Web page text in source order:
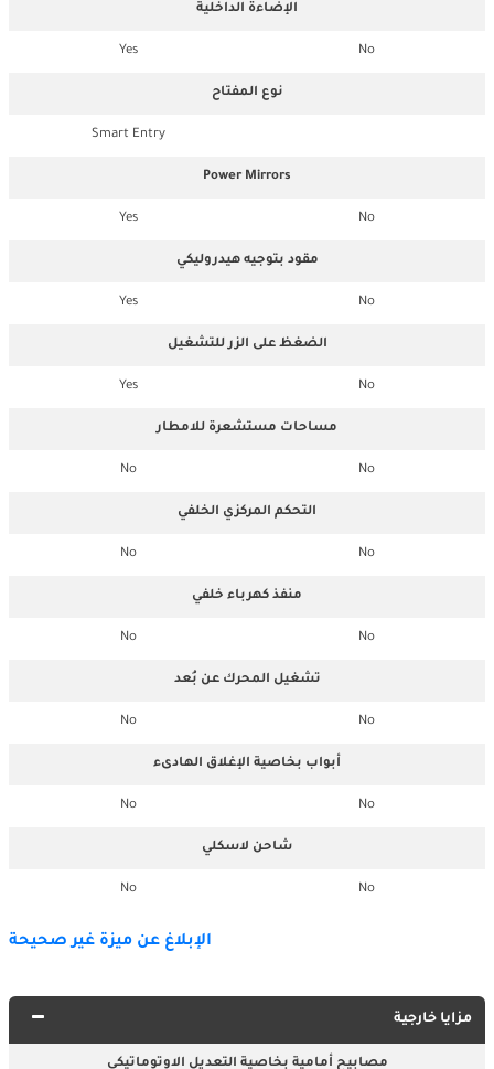
الإضاءة الداخلية
No
Yes
نوع المفتاح
Smart Entry
Power Mirrors
No
Yes
مقود بتوجيه هيدروليكي
No
Yes
الضغظ على الزر للتشغيل
No
Yes
مساحات مستشعرة للامطار
No
No
التحكم المركزي الخلفي
No
No
منفذ كهرباء خلفي
No
No
تشغيل المحرك عن بُعد
No
No
أبواب بخاصية الإغلاق الهادىء
No
No
شاحن لاسكلي
No
No
الإبلاغ عن ميزة غير صحيحة
مزايا خارجية
مصابيح أمامية بخاصية التعديل الاوتوماتيكي